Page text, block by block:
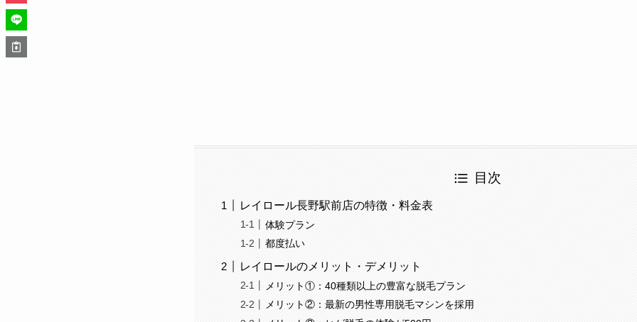
目次
レイロール長野駅前店の特徴・料金表
体験プラン
都度払い
レイロールのメリット・デメリット
メリット①：40種類以上の豊富な脱毛プラン
メリット②：最新の男性専用脱毛マシンを採用